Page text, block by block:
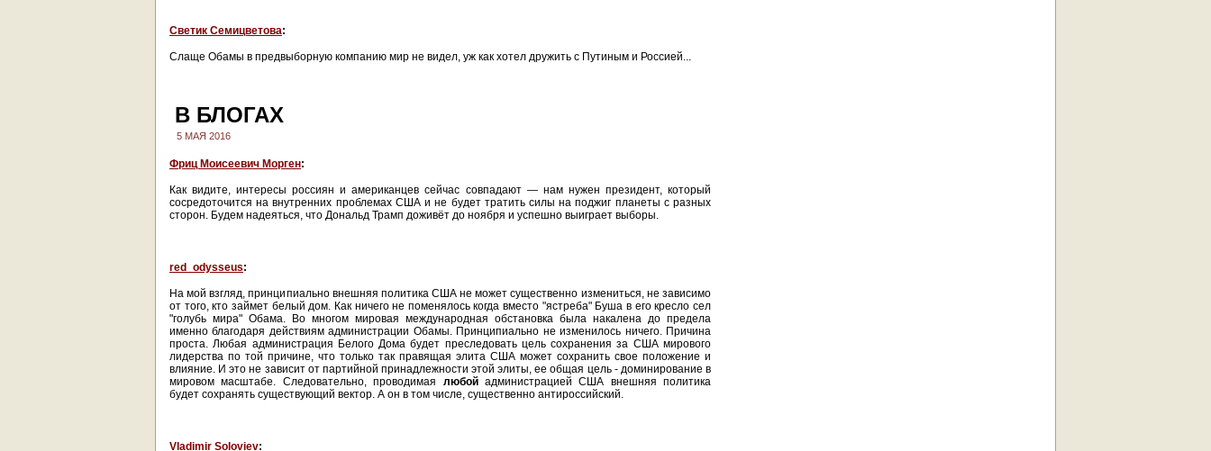
Светик Семицветова:
Слаще Обамы в предвыборную компанию мир не видел, уж как хотел дружить с Путиным и Россией...
В БЛОГАХ
5 МАЯ 2016
Фриц Моисеевич Морген:
Как видите, интересы россиян и американцев сейчас совпадают — нам нужен президент, который
сосредоточится на внутренних проблемах США и не будет тратить силы на поджиг планеты с разных
сторон. Будем надеяться, что Дональд Трамп доживёт до ноября и успешно выиграет выборы.
red_odysseus:
На мой взгляд, принципиально внешняя политика США не может существенно измениться, не зависимо
от того, кто займет белый дом. Как ничего не поменялось когда вместо "ястреба" Буша в его кресло сел
"голубь мира" Обама. Во многом мировая международная обстановка была накалена до предела
именно благодаря действиям администрации Обамы. Принципиально не изменилось ничего. Причина
проста. Любая администрация Белого Дома будет преследовать цель сохранения за США мирового
лидерства по той причине, что только так правящая элита США может сохранить свое положение и
влияние. И это не зависит от партийной принадлежности этой элиты, ее общая цель - доминирование в
мировом масштабе. Следовательно, проводимая любой администрацией США внешняя политика
будет сохранять существующий вектор. А он в том числе, существенно антироссийский.
Vladimir Soloviev: